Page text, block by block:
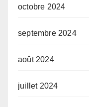
octobre 2024
septembre 2024
août 2024
juillet 2024